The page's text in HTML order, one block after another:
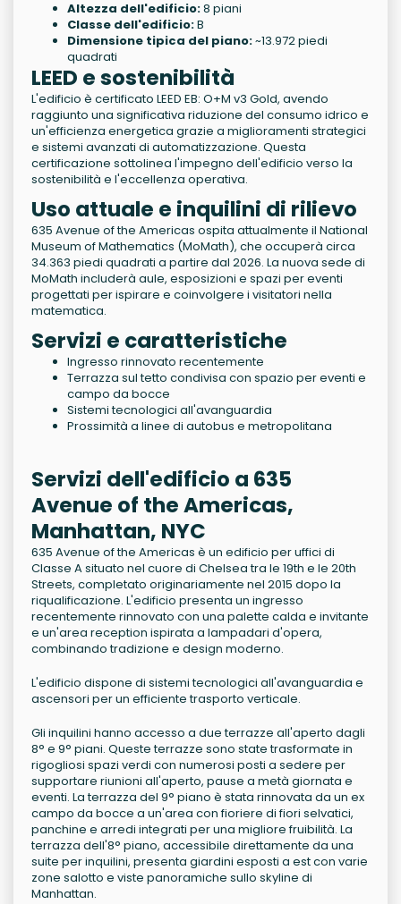
Altezza dell'edificio:8 piani
Classe dell'edificio:B
Dimensione tipica del piano:~13.972 piedi
quadrati
LEED e sostenibilità
L'edificio è certificato LEED EB: O+M v3 Gold, avendo
raggiunto una significativa riduzione del consumo idrico e
un'efficienza energetica grazie a miglioramenti strategici
e sistemi avanzati di automatizzazione. Questa
certificazione sottolinea l'impegno dell'edificio verso la
sostenibilità e l'eccellenza operativa.
Uso attuale e inquilini di rilievo
635 Avenue of the Americas ospita attualmente il National
Museum of Mathematics (MoMath), che occuperà circa
34.363 piedi quadrati a partire dal 2026. La nuova sede di
MoMath includerà aule, esposizioni e spazi per eventi
progettati per ispirare e coinvolgere i visitatori nella
matematica.
Servizi e caratteristiche
Ingresso rinnovato recentemente
Terrazza sul tetto condivisa con spazio per eventi e
campo da bocce
Sistemi tecnologici all'avanguardia
Prossimità a linee di autobus e metropolitana
Servizi dell'edificio a 635
Avenue of the Americas,
Manhattan, NYC
635 Avenue of the Americas è un edificio per uffici di
Classe A situato nel cuore di Chelsea tra le 19th e le 20th
Streets, completato originariamente nel 2015 dopo la
riqualificazione. L'edificio presenta un ingresso
recentemente rinnovato con una palette calda e invitante
e un'area reception ispirata a lampadari d'opera,
combinando tradizione e design moderno.
L'edificio dispone di sistemi tecnologici all'avanguardia e
ascensori per un efficiente trasporto verticale.
Gli inquilini hanno accesso a due terrazze all'aperto dagli
8° e 9° piani. Queste terrazze sono state trasformate in
rigogliosi spazi verdi con numerosi posti a sedere per
supportare riunioni all'aperto, pause a metà giornata e
eventi. La terrazza del 9° piano è stata rinnovata da un ex
campo da bocce a un'area con fioriere di fiori selvatici,
panchine e arredi integrati per una migliore fruibilità. La
terrazza dell'8° piano, accessibile direttamente da una
suite per inquilini, presenta giardini esposti a est con varie
zone salotto e viste panoramiche sullo skyline di
Manhattan.